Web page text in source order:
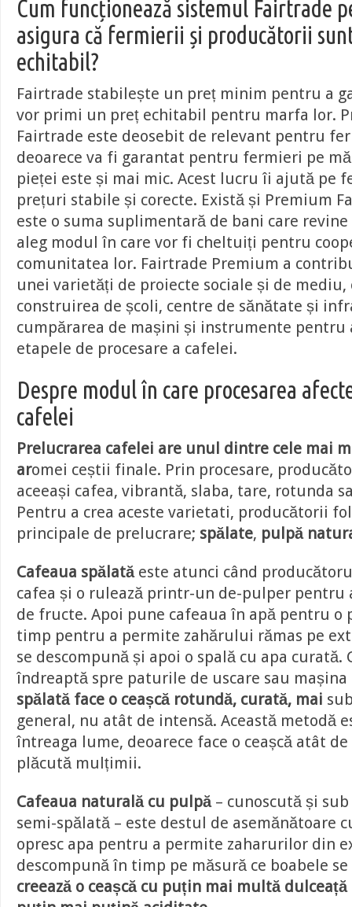
Cum funcționează sistemul Fairtrade
asigura că fermierii și producătorii
echitabil?
Fairtrade stabilește un preț minim pentru a
vor primi un preț echitabil pentru marfa lor.
Fairtrade este deosebit de relevant pentru
deoarece va fi garantat pentru fermieri pe
pieței este și mai mic. Acest lucru îi ajută pe
prețuri stabile și corecte. Există și Premium
este o suma suplimentară de bani care
aleg modul în care vor fi cheltuiți pentru
comunitatea lor. Fairtrade Premium a
unei varietăți de proiecte sociale și de
construirea de școli, centre de sănătate și
cumpărarea de mașini și instrumente pentru
etapele de procesare a cafelei.
Despre modul în care procesarea
cafelei
Prelucrarea cafelei are unul dintre cele mai
aromei ceștii finale. Prin procesare,
aceeași cafea, vibrantă, slaba, tare, rotunda
Pentru a crea aceste varietati, producătorii
principale de prelucrare; spălate, pulpă
Cafeaua spălatăeste atunci când
cafea și o rulează printr-un de-pulper pentru
de fructe. Apoi pune cafeaua în apă pentru o
timp pentru a permite zahărului rămas pe
se descompună și apoi o spală cu apa curată.
îndreaptă spre paturile de uscare sau
spălată face o ceașcă rotundă, curată, mai
general, nu atât de intensă. Această metodă
întreaga lume, deoarece face o ceașcă atât
plăcută mulțimii.
Cafeaua naturală cu pulpă– cunoscută și
semi-spălată – este destul de asemănătoare
opresc apa pentru a permite zaharurilor din
descompună în timp pe măsură ce boabele
creează o ceașcă cu puțin mai multă